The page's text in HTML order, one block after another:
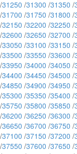
/31250 /31300 /31350 /
/31700 /31750 /31800 /
/32150 /32200 /32250 /
/32600 /32650 /32700 /
/33050 /33100 /33150 /
/33500 /33550 /33600 /
/33950 /34000 /34050 /
/34400 /34450 /34500 /
/34850 /34900 /34950 /
/35300 /35350 /35400 /
/35750 /35800 /35850 /
/36200 /36250 /36300 /
/36650 /36700 /36750 /
/37100 /37150 /37200 /
/37550 /37600 /37650 /